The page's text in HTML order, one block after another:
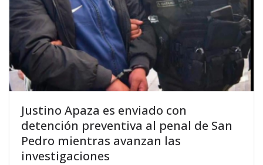
Justino Apaza es enviado con
detención preventiva al penal de San
Pedro mientras avanzan las
investigaciones